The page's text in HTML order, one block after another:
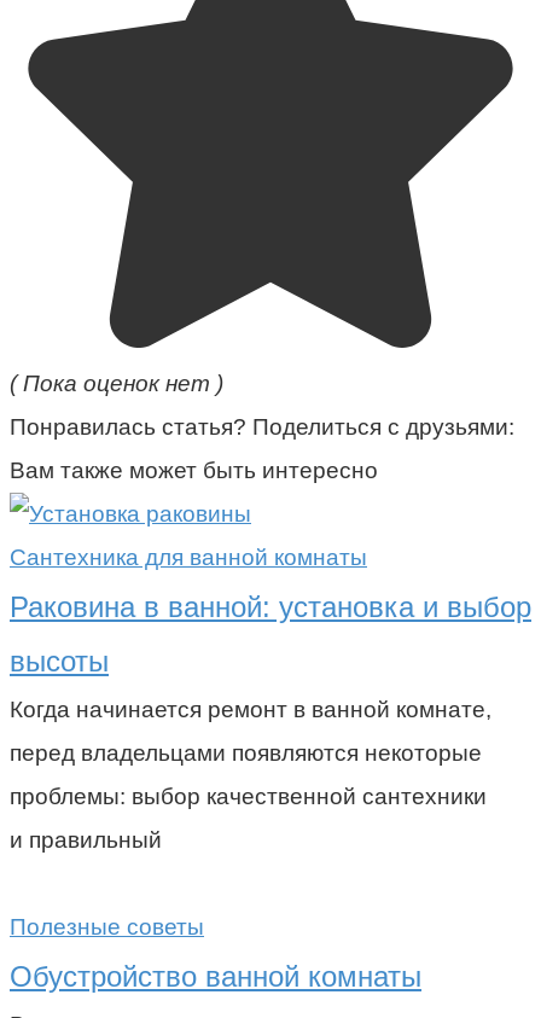
( Пока оценок нет )
Понравилась статья? Поделиться с друзьями:
Вам также может быть интересно
Сантехника для ванной комнаты
Раковина в ванной: установка и выбор
высоты
Когда начинается ремонт в ванной комнате,
перед владельцами появляются некоторые
проблемы: выбор качественной сантехники
и правильный
Полезные советы
Обустройство ванной комнаты